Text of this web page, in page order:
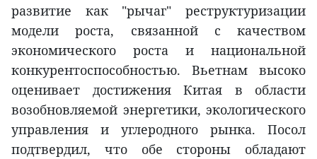
развитие как "рычаг" реструктуризации
модели роста, связанной с качеством
экономического роста и национальной
конкурентоспособностью. Вьетнам высоко
оценивает достижения Китая в области
возобновляемой энергетики, экологического
управления и углеродного рынка. Посол
подтвердил, что обе стороны обладают